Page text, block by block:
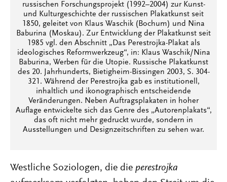
russischen Forschungsprojekt (1992–2004) zur Kunst-
und Kulturgeschichte der russischen Plakatkunst seit
1850, geleitet von Klaus Waschik (Bochum) und Nina
Baburina (Moskau). Zur Entwicklung der Plakatkunst seit
1985 vgl. den Abschnitt „Das Perestrojka-Plakat als
ideologisches Reformwerkzeug“, in: Klaus Waschik/Nina
Baburina, Werben für die Utopie. Russische Plakatkunst
des 20. Jahrhunderts, Bietigheim-Bissingen 2003, S. 304-
321. Während der Perestrojka gab es institutionell,
inhaltlich und ikonographisch entscheidende
Veränderungen. Neben Auftragsplakaten in hoher
Auflage entwickelte sich das Genre des „Autorenplakats“,
das oft nicht mehr gedruckt wurde, sondern in
Ausstellungen und Designzeitschriften zu sehen war.
Westliche Soziologen, die die perestrojka